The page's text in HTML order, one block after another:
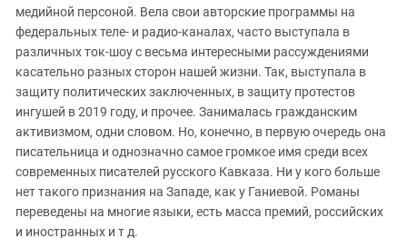
Ростовская область
Северная Осетия - Алания
Ставропольский край
Чечня
Южная Осетия
Южный Кавказ
медийной персоной. Вела свои авторские программы на
федеральных теле- и радио-каналах, часто выступала в
различных ток-шоу с весьма интересными рассуждениями
касательно разных сторон нашей жизни. Так, выступала в
защиту политических заключенных, в защиту протестов
ингушей в 2019 году, и прочее. Занималась гражданским
активизмом, одни словом. Но, конечно, в первую очередь она
писательница и однозначно самое громкое имя среди всех
современных писателей русского Кавказа. Ни у кого больше
нет такого признания на Западе, как у Ганиевой. Романы
переведены на многие языки, есть масса премий, российских
и иностранных и т д.